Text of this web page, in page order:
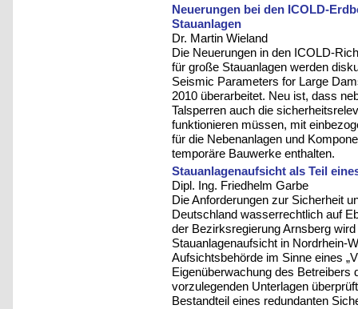
Neuerungen bei den ICOLD-
Stauanlagen
Dr. Martin Wieland
Die Neuerungen in den ICOLD-
für große Stauanlagen werden
Seismic Parameters for Large
2010 überarbeitet. Neu ist, dass
Talsperren auch die
funktionieren müssen, mit
für die Nebenanlagen und
temporäre Bauwerke enthalten.
Stauanlagenaufsicht als Teil
Dipl. Ing. Friedhelm Garbe
Die Anforderungen zur Sicherheit
Deutschland wasserrechtlich auf
der Bezirksregierung Arnsberg
Stauanlagenaufsicht in Nordrhein-
Aufsichtsbehörde im Sinne eines
Eigenüberwachung des Betreibers
vorzulegenden Unterlagen
Bestandteil eines redundanten